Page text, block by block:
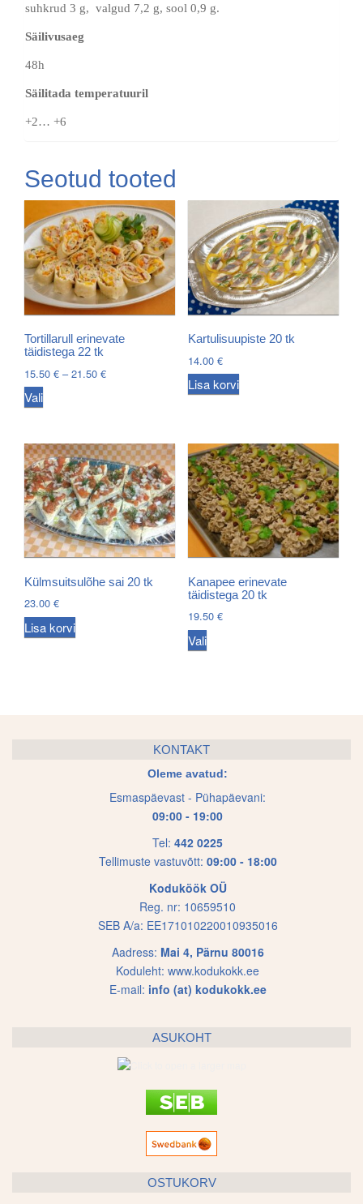
suhkrud 3 g, valgud 7,2 g, sool 0,9 g.
Säilivusaeg
48h
Säilitada temperatuuril
+2… +6
Seotud tooted
Tortillarull erinevate
täidistega 22 tk
15.50 € – 21.50 €Price
21.50 €
ValiThis
multiple
variants.
The
options
may
be
chosen
on
the
product
Kartulisuupiste 20 tk
14.00 €
Lisa korvi
Külmsuitsulõhe sai 20 tk
23.00 €
Lisa korvi
Kanapee erinevate
täidistega 20 tk
19.50 €
ValiThis
may
be
chosen
on
the
product
page
KONTAKT
Oleme avatud:
Esmaspäevast - Pühapäevani:
09:00 - 19:00
Tel: 442 0225
Tellimuste vastuvõtt: 09:00 - 18:00
Koduköök OÜ
Reg. nr: 10659510
SEB A/a: EE171010220010935016
Aadress: Mai 4, Pärnu 80016
Koduleht: www.kodukokk.ee
E-mail: info (at) kodukokk.ee
ASUKOHT
OSTUKORV